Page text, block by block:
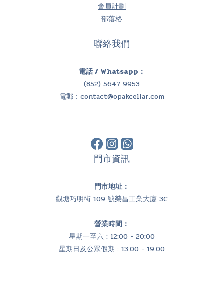
會員計劃
部落格
聯絡我們
電話 / Whatsapp：
(852) 5647 9953
電郵： contact@opakcellar.com
門市資訊
門市地址：
觀塘巧明街 109 號榮昌工業大廈 3C
營業時間：
星期一至六 : 12:00 - 20:00
星期日及公眾假期 : 13:00 - 19:00